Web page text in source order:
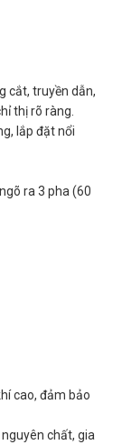
cắt, truyền dẫn,
thị rõ ràng.
lắp đặt nổi
ra 3 pha (60
cao, đảm bảo
chất, gia